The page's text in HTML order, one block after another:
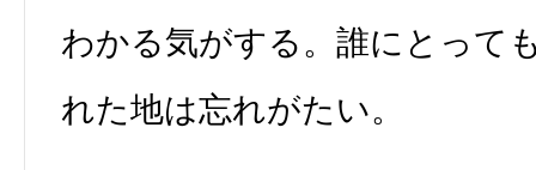
わかる気がする。誰にとって
れた地は忘れがたい。